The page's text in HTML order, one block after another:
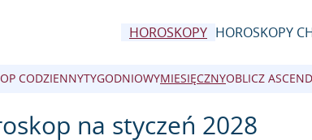
HOROSKOPY HOROSKOPY
CODZIENNYTYGODNIOWYMIESIĘCZNYOBLICZ
na styczeń 2028